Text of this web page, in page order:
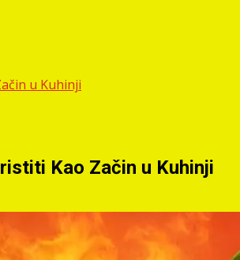
u Kuhinji
Kao Začin u Kuhinji